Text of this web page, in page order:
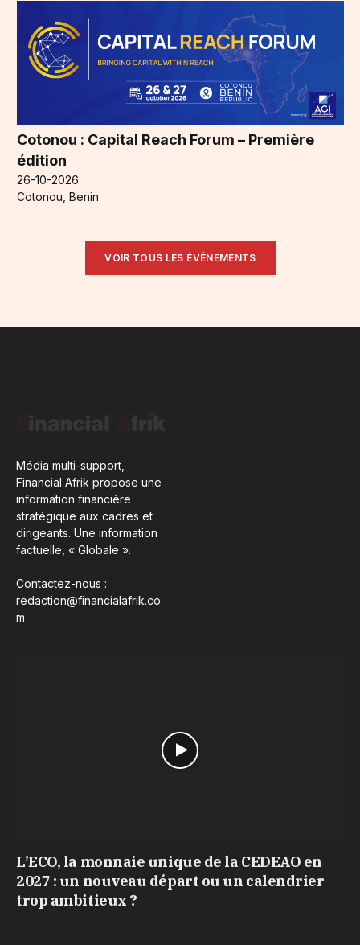
Cotonou : Capital Reach Forum – Première
édition
26-10-2026
Cotonou, Benin
VOIR TOUS LES ÉVÉNEMENTS
Média multi-support,
Financial Afrik propose une
information financière
stratégique aux cadres et
dirigeants. Une information
factuelle, « Globale ».
Contactez-nous :
redaction@financialafrik.co
m
L’ECO, la monnaie unique de la CEDEAO en
2027 : un nouveau départ ou un calendrier
trop ambitieux ?